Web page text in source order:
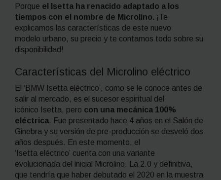
Porque el Isetta ha renacido adaptado a los
tiempos con el nombre de Microlino. ¡Te
explicamos las características de este nuevo
modelo urbano, su precio y te contamos todo sobre su
disponibilidad!
Características del Microlino eléctrico
El ‘BMW Isetta eléctrico’, como se le conoce antes de
salir al mercado, es el sucesor espiritual del
icónico Isetta, pero con una mecánica 100%
eléctrica. Fue presentado hace 4 años en el Salón de
Ginebra y su versión de pre-producción se desveló dos
años después. En este momento, el
‘Isetta eléctrico’ cuenta con una variante
evolucionada del inicial Microlino. La 2.0 y definitiva,
que tendría que haber debutado el 2020 en la muestra